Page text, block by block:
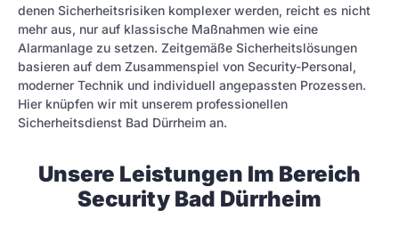
denen Sicherheitsrisiken komplexer werden, reicht es nicht
mehr aus, nur auf klassische Maßnahmen wie eine
Alarmanlage zu setzen. Zeitgemäße Sicherheitslösungen
basieren auf dem Zusammenspiel von Security-Personal,
moderner Technik und individuell angepassten Prozessen.
Hier knüpfen wir mit unserem professionellen
Sicherheitsdienst Bad Dürrheim an.
Unsere Leistungen Im Bereich
Security Bad Dürrheim